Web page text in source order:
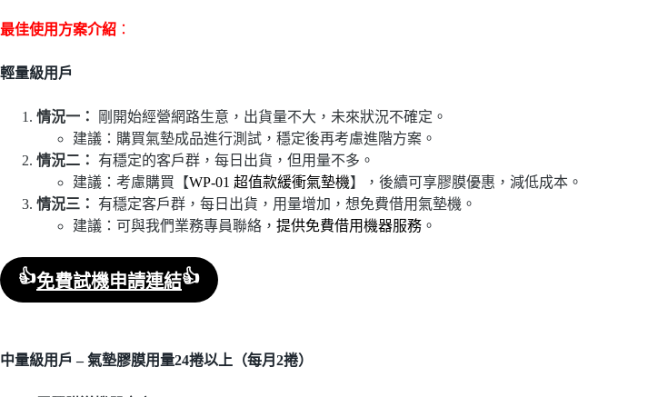
最佳使用方案介紹 ：
輕量級用戶
情況一：
剛開始經營網路生意，出貨量不大，未來狀況不確定。
建議：購買氣墊成品進行測試，穩定後再考慮進階方案。
情況二：
有穩定的客戶群，每日出貨，但用量不多。
建議：考慮購買【WP-01 超值款緩衝氣墊機】，後續可享膠膜優惠，減低成本。
情況三：
有穩定客戶群，每日出貨，用量增加，想免費借用氣墊機。
建議：可與我們業務專員聯絡， 提供免費借用機器服務 。
👍免費試機申請連結👍
中量級用戶 – 氣墊膠膜用量24捲以上（每月2捲）